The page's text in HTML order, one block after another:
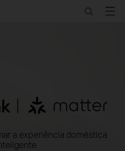
SearchMenu
a experiência doméstica